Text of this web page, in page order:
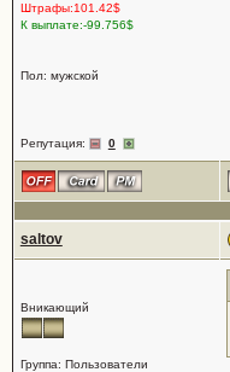
Штрафы:101.42$
К выплате:-99.756$
Пол: мужской
Репутация: 0
saltov
Вникающий
Группа: Пользователи